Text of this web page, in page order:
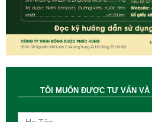
TÔI MUỐN ĐƯỢC TƯ VẤN VÀ